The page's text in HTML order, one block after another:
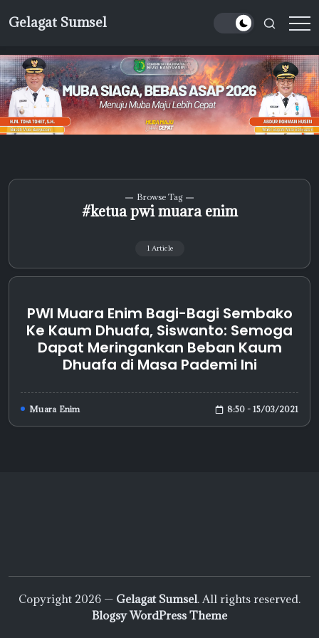
Gelagat Sumsel
Browse Tag
#ketua pwi muara enim
1 Article
PWI Muara Enim Bagi-Bagi Sembako
Ke Kaum Dhuafa, Siswanto: Semoga
Dapat Meringankan Beban Kaum
Dhuafa di Masa Pademi Ini
Muara Enim 8:50 - 15/03/2021
Copyright 2026 — Gelagat Sumsel. All rights reserved.
Blogsy WordPress Theme